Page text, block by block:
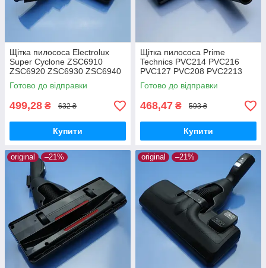
Щітка пилососа Electrolux
Super Cyclone ZSC6910
ZSC6920 ZSC6930 ZSC6940
CycloneXL ZCX6200 ZCX6440
ZCX6205 ZCX6204 велика
Готово до відправки
499,28 ₴ 632 ₴
Купити
Щітка пилососа Prime
Technics PVC214 PVC216
PVC127 PVC208 PVC2213
PVC2214 PVC2216 PVC4054
PVC4198 PVC2089
двохрежимна
Готово до відправки
468,47 ₴ 593 ₴
Купити
original –21% original –21%